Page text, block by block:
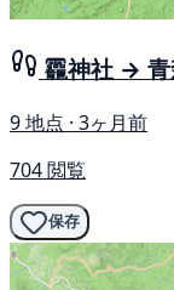
龗神社 → 青
9 地点 · 3ヶ月前
704 閲覧
保存